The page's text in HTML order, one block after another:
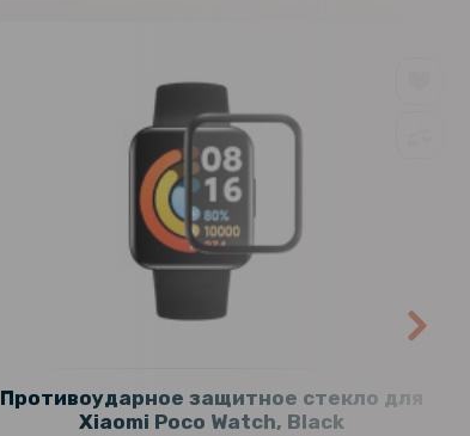
Противоударное защитное стекло для
Xiaomi Poco Watch, Black